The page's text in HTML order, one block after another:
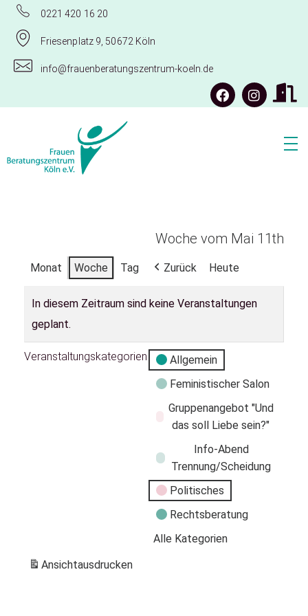
0221 420 16 20
Friesenplatz 9, 50672 Köln
info@frauenberatungszentrum-koeln.de
Woche vom Mai 11th
Monat Woche Tag Zurück Heute
In diesem Zeitraum sind keine Veranstaltungen
geplant.
Veranstaltungskategorien
Allgemein
Feministischer Salon
Gruppenangebot "Und
das soll Liebe sein?"
Info-Abend
Trennung/Scheidung
Politisches
Rechtsberatung
Alle Kategorien
Ansichtausdrucken